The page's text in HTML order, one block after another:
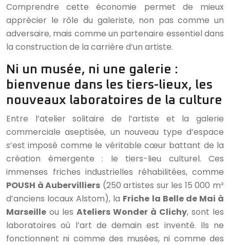
Comprendre cette économie permet de mieux
apprécier le rôle du galeriste, non pas comme un
adversaire, mais comme un partenaire essentiel dans
la construction de la carrière d’un artiste.
Ni un musée, ni une galerie :
bienvenue dans les tiers-lieux, les
nouveaux laboratoires de la culture
Entre l’atelier solitaire de l’artiste et la galerie
commerciale aseptisée, un nouveau type d’espace
s’est imposé comme le véritable cœur battant de la
création émergente : le tiers-lieu culturel. Ces
immenses friches industrielles réhabilitées, comme
POUSH à Aubervilliers (250 artistes sur les 15 000 m²
d’anciens locaux Alstom), la Friche la Belle de Mai à
Marseille ou les Ateliers Wonder à Clichy, sont les
laboratoires où l’art de demain est inventé. Ils ne
fonctionnent ni comme des musées, ni comme des